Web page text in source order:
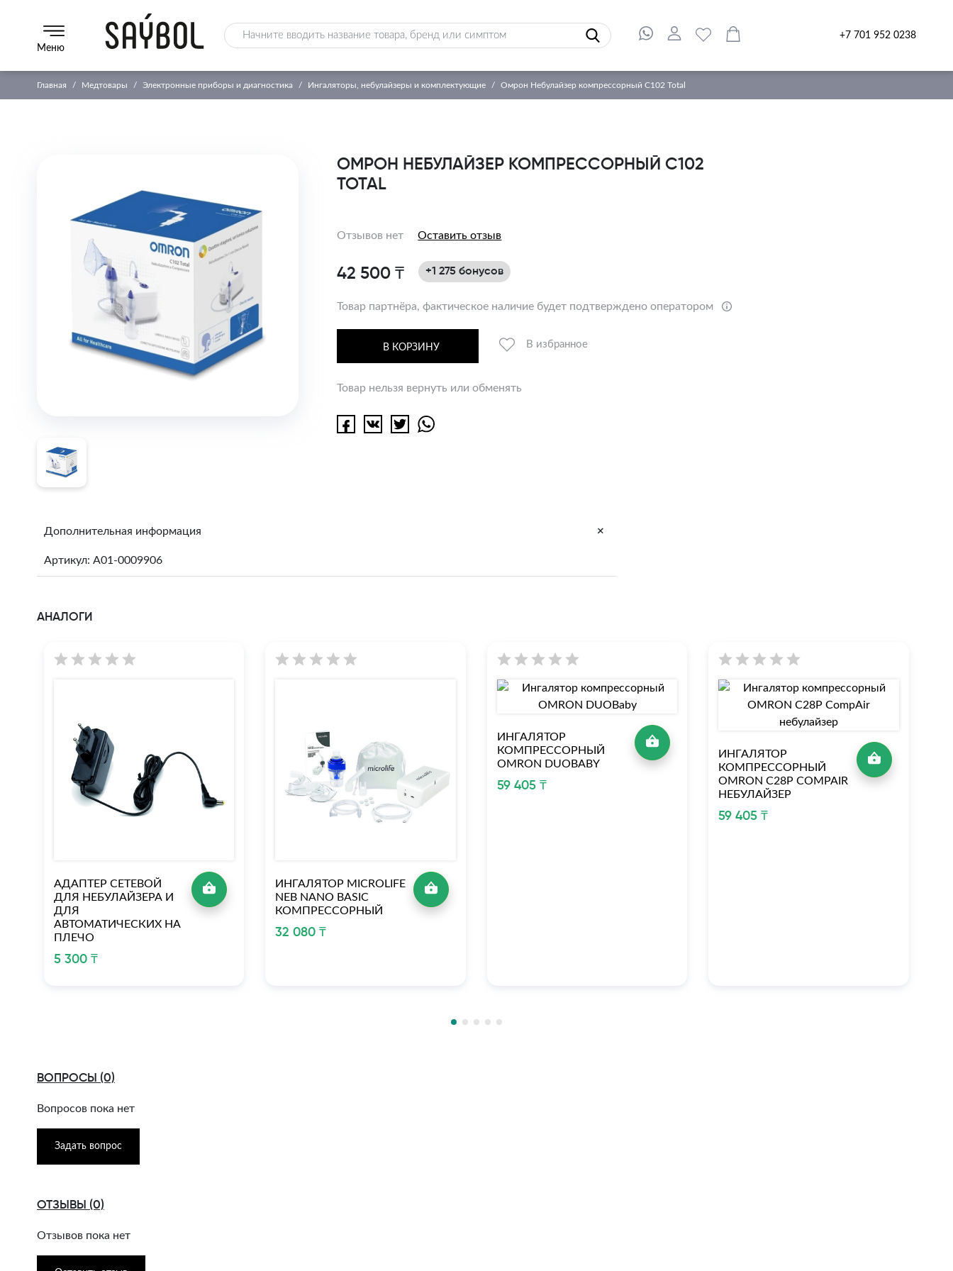
Меню
+7 701 952 0238
Главная Медтовары Электронные приборы и диагностика Ингаляторы, небулайзеры и комплектующие Омрон Небулайзер компрессорный С102 Total
ОМРОН НЕБУЛАЙЗЕР КОМПРЕССОРНЫЙ С102
TOTAL
Отзывов нет Оставить отзыв
42 500 ₸ +1 275 бонусов
Товар партнёра, фактическое наличие будет подтверждено оператором
В КОРЗИНУ В избранное
Товар нельзя вернуть или обменять
Дополнительная информация +
Артикул: A01-0009906
АНАЛОГИ
АДАПТЕР СЕТЕВОЙ
ДЛЯ НЕБУЛАЙЗЕРА И
ДЛЯ
АВТОМАТИЧЕСКИХ НА
ПЛЕЧО
5 300 ₸
ИНГАЛЯТОР MICROLIFE
NEB NANO BASIC
КОМПРЕССОРНЫЙ
32 080 ₸
ИНГАЛЯТОР
КОМПРЕССОРНЫЙ
OMRON DUOBABY
59 405 ₸
ИНГАЛЯТОР
КОМПРЕССОРНЫЙ
OMRON C28Р COMPAIR
НЕБУЛАЙЗЕР
59 405 ₸
ВОПРОСЫ (0)
Вопросов пока нет
Задать вопрос
ОТЗЫВЫ (0)
Отзывов пока нет